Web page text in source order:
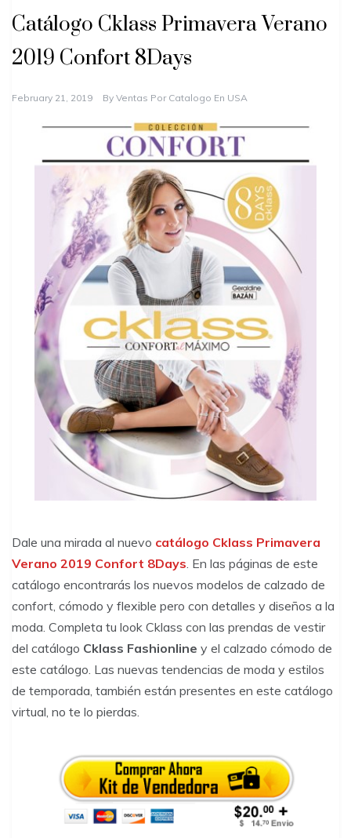
Catálogo Cklass Primavera Verano
2019 Confort 8Days
February 21, 2019 By Ventas Por Catalogo En USA
Dale una mirada al nuevo catálogo Cklass Primavera
Verano 2019 Confort 8Days . En las páginas de este
catálogo encontrarás los nuevos modelos de calzado de
confort, cómodo y flexible pero con detalles y diseños a la
moda. Completa tu look Cklass con las prendas de vestir
del catálogo Cklass Fashionline y el calzado cómodo de
este catálogo. Las nuevas tendencias de moda y estilos
de temporada, también están presentes en este catálogo
virtual, no te lo pierdas.